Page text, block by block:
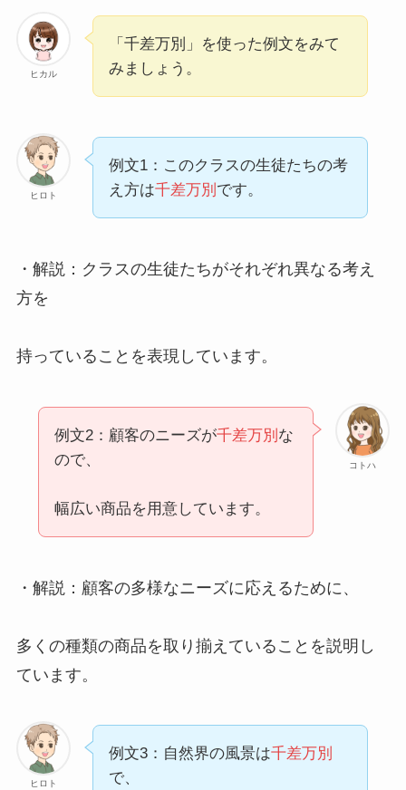
ヒカル
「千差万別」を使った例文をみて
みましょう。
ヒロト
例文1：このクラスの生徒たちの考
え方は千差万別 です。
・解説：クラスの生徒たちがそれぞれ異なる考え
方を
持っていることを表現しています。
コトハ
例文2：顧客のニーズが千差万別 な
ので、
幅広い商品を用意しています。
・解説：顧客の多様なニーズに応えるために、
多くの種類の商品を取り揃えていることを説明し
ています。
ヒロト
例文3：自然界の風景は千差万別
で、